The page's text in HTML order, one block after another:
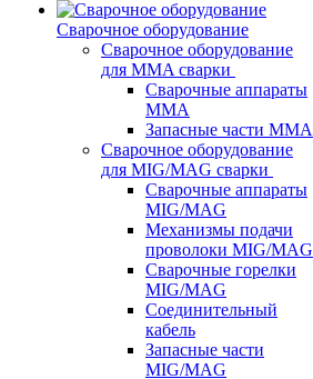
Сварочное оборудование
Сварочное оборудование
для MMA сварки
Сварочные аппараты
MMA
Запасные части MMA
Сварочное оборудование
для MIG/MAG сварки
Сварочные аппараты
MIG/MAG
Механизмы подачи
проволоки MIG/MAG
Сварочные горелки
MIG/MAG
Соединительный
кабель
Запасные части
MIG/MAG